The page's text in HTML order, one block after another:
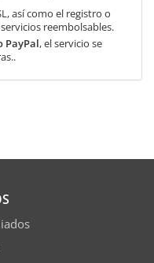
así como el registro o
reembolsables.
PayPal, el servicio se